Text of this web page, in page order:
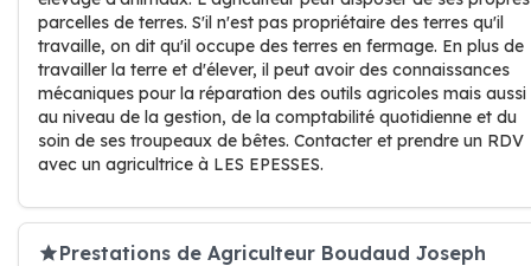
parcelles de terres. S'il n'est pas propriétaire des terres qu'il
travaille, on dit qu'il occupe des terres en fermage. En plus de
travailler la terre et d'élever, il peut avoir des connaissances
mécaniques pour la réparation des outils agricoles mais aussi
au niveau de la gestion, de la comptabilité quotidienne et du
soin de ses troupeaux de bêtes. Contacter et prendre un RDV
avec un agricultrice à LES EPESSES.
Prestations de Agriculteur Boudaud Joseph